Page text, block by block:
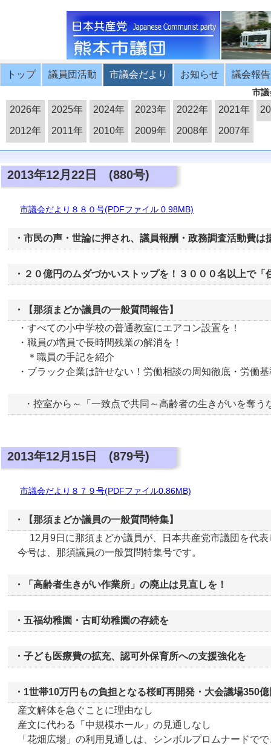
トップ 議員団活動 市議会だより お知らせ 議会報告
市
2026年 2025年 2024年 2023年 2022年 2021年
2012年 2011年 2010年 2009年 2008年 2007年
2013年12月22日 (880号)
市議会だより８８０号(PDFファイル 0.98MB)
・市民の声・世論に押され、議員報酬・政務調査活動費は
・２０億円のムダづかいストップを！３０００名以上で
・【那須まどか議員の一般質問報告】
・すべての小中学校の普通教室にエアコン設置を！
・職員の増員で長時間残業の解消を！
＊職員の手記を紹介
・ブラック企業は許せない！労働相談の周知徹底・労働
・控室から～「一致点で共同～高齢者の生きがいを奪
2013年12月15日 (879号)
市議会だより８７９号(PDFファイル0.86MB)
・【那須まどか議員の一般質問特集】
12月9日に那須まどか議員が、日本共産党市議団を代表
今号は、那須議員の一般質問特集号です。
・「高齢者生きがい作業所」の廃止は見直しを！
・五福幼稚園・古町幼稚園の存続を
・子ども医療費の拡充、認可外保育所への支援強化を
・1世帯10万円もの負担となる桜町再開発・大会議場350
産文解体を急ぐことに理由なし
産文に代わる「中規模ホール」の見通しなし
「花畑広場」の利用見通しは、シンボルプロムナードで